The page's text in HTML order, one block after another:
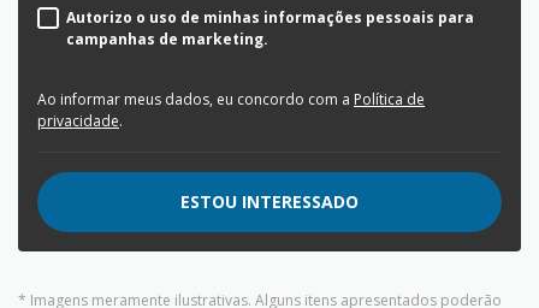
Autorizo o uso de minhas informações pessoais para
campanhas de marketing.
Ao informar meus dados, eu concordo com a Política de
privacidade.
ESTOU INTERESSADO
* Imagens meramente ilustrativas. Alguns itens apresentados poderão